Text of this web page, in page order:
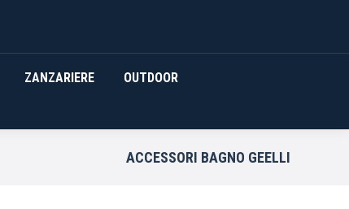
ZANZARIERE OUTDOOR
ACCESSORI BAGNO GEELLI